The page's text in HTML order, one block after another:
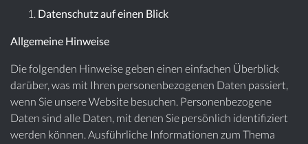
Datenschutz auf einen Blick
Allgemeine Hinweise
Die folgenden Hinweise geben einen einfachen Überblick
darüber, was mit Ihren personenbezogenen Daten passiert,
wenn Sie unsere Website besuchen. Personenbezogene
Daten sind alle Daten, mit denen Sie persönlich identifiziert
werden können. Ausführliche Informationen zum Thema